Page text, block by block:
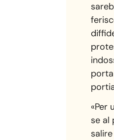
«Per
se al